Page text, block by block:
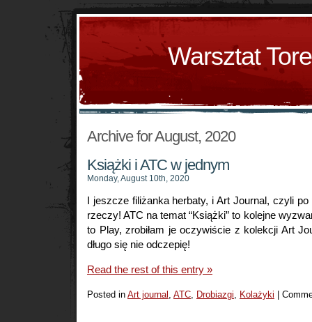
Warsztat
Archive for August, 2020
Książki i ATC w jednym
Monday, August 10th, 2020
I jeszcze filiżanka herbaty, i Art Journal, czyli
rzeczy! ATC na temat “Książki” to kolejne
to Play, zrobiłam je oczywiście z kolekcji Art
długo się nie odczepię!
Read the rest of this entry »
Posted in Art journal , ATC, Drobiazgi, Kolażyki